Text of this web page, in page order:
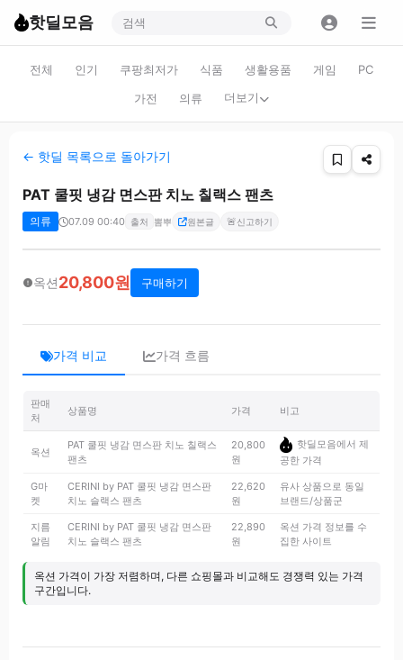
핫딜모음
전체 인기 쿠팡최저가 식품 생활용품 게임
PC
가전
의류 더보기
← 핫딜 목록으로 돌아가기
PAT 쿨핏 냉감 면스판 치노 칠랙스 팬츠
의류 07.09 00:40 출처 뽐뿌 원본글 🚨신고하기
옥션20,800원 구매하기
가격 비교 가격 흐름
판매
처
상품명 가격 비고
옥션
PAT 쿨핏 냉감 면스판 치노 칠랙스
팬츠
20,800
원
핫딜모음에서 제
공한 가격
G마
켓
CERINI by PAT 쿨핏 냉감 면스판
치노 슬랙스 팬츠
22,620
원
유사 상품으로 동일
브랜드/상품군
지름
알림
CERINI by PAT 쿨핏 냉감 면스판
치노 슬랙스 팬츠
22,890
원
옥션 가격 정보를 수
집한 사이트
옥션 가격이 가장 저렴하며, 다른 쇼핑몰과 비교해도 경쟁력 있는 가격
구간입니다.